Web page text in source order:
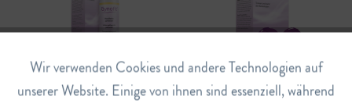
Intimwaschlotion Parfumiert Smartballs Duo
Funktionale Aktiv
Wir verwenden Cookies und andere Technologien auf
unserer Website. Einige von ihnen sind essenziell, während